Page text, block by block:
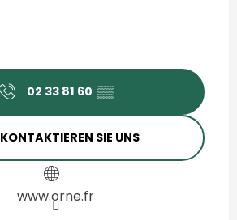
02 33 81 60 ▒▒
KONTAKTIEREN SIE UNS
www.orne.fr